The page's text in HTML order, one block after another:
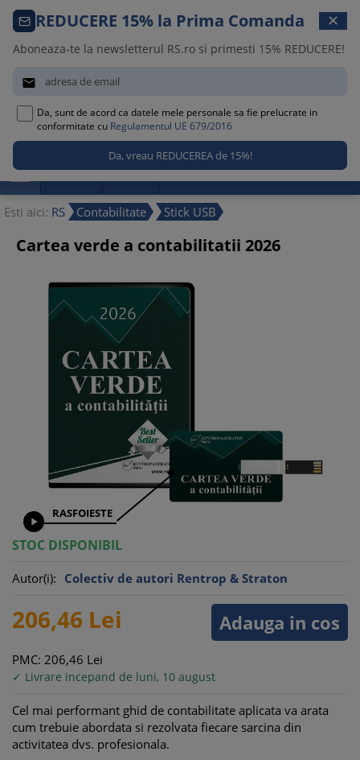
Comanda telefonica · 021 209 45 12

 Promotii Noutati Reduceri
Esti aici: RS Contabilitate Stick USB
REDUCERE 15% la Prima Comanda ✕
Aboneaza-te la newsletterul RS.ro si primesti 15% REDUCERE!

Da, sunt de acord ca datele mele personale sa fie prelucrate in
conformitate cu Regulamentul UE 679/2016
Cartea verde a contabilitatii 2026

RASFOIESTE
STOC DISPONIBIL
Autor(i): Colectiv de autori Rentrop & Straton
Adauga in cos
206,46 Lei
PMC: 206,46 Lei
✓ Livrare incepand de luni, 10 august
Cel mai performant ghid de contabilitate aplicata va arata
cum trebuie abordata si rezolvata fiecare sarcina din
activitatea dvs. profesionala.